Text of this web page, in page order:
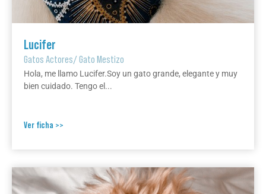
Lucifer
Gatos Actores/Gato Mestizo
Hola, me llamo Lucifer.Soy un gato grande, elegante y muy
bien cuidado. Tengo el...
Ver ficha >>